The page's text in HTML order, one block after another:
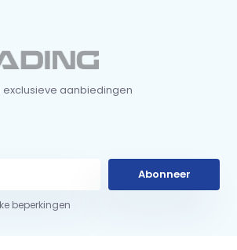
exclusieve aanbiedingen
Abonneer
beperkingen